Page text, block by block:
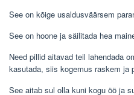
See on kõige usaldusväärsem
See on hoone ja säilitada hea
Need pillid aitavad teil lahendada
kasutada, siis kogemus raskem ja
See aitab sul olla kuni kogu öö ja